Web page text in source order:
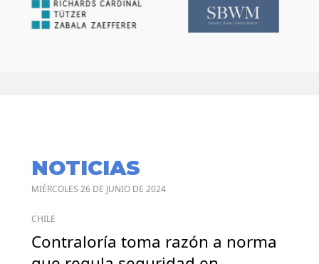
NOTICIAS
MIÉRCOLES 26 DE JUNIO DE 2024
CHILE
Contraloría toma razón a norma